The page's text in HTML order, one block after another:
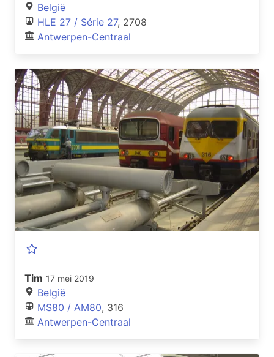
België
HLE 27 / Série 27, 2708
Antwerpen-Centraal
Tim 17 mei 2019
België
MS80 / AM80, 316
Antwerpen-Centraal